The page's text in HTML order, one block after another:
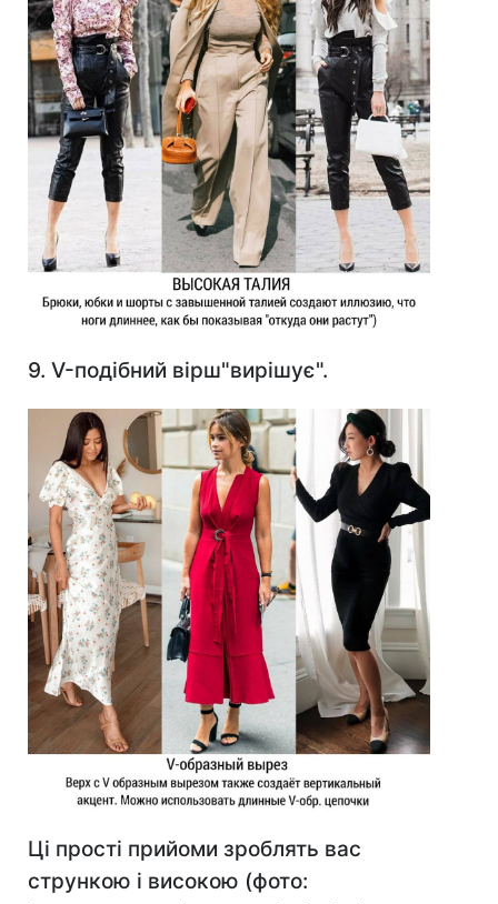
9. V-подібний вірш"вирішує".
Ці прості прийоми зроблять вас
стрункою і високою (фото: